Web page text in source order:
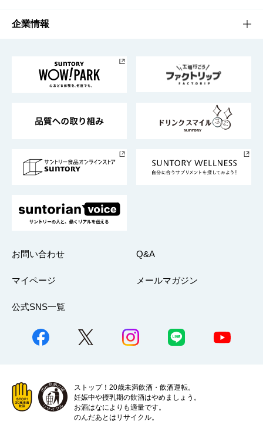
栄養成分一覧
工場見学
地域情報
サントリーホール
サントリーサンバーズ大阪
サステナビリティTOP
サントリーが考えるサステナビリティ経営
企業情報
企業概要
採用情報
お問い合わせ Q&A
マイページ メールマガジン
公式SNS一覧
ストップ！20歳未満飲酒・飲酒運転。
妊娠中や授乳期の飲酒はやめましょう。
お酒はなによりも適量です。
のんだあとはリサイクル。